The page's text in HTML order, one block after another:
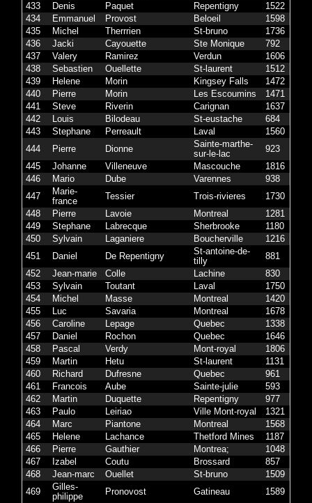
433
Denis Paquet Repentigny 1522
434
Emmanuel Provost Beloeil 1598
435
Michel Therrrien St-bruno 1736
436
Jacki Cayouette Ste Monique 792
437
Valery Ramirez Verdun 1606
438
Sebastien Ouellette St-laurent 1512
439
Helene Morin Kingsey Falls 1472
440
Pierre Morin Les Escoumins 1471
441
Steve Riverin Carignan 1637
442
Louis Bilodeau St-eustache 684
443
Stephane Perreault Laval 1560
444
Pierre Dionne
Sainte-marthe-
sur-le-lac
923
445
Johanne Villeneuve Mascouche 1816
446
Mario Dube Varennes 938
447
Marie-
france
Tessier Trois-rivieres 1730
448
Pierre Lavoie Montreal 1281
449
Stephane Labrecque Sherbrooke 1180
450
Sylvain Laganiere Boucherville 1216
451
Daniel De Repentigny
St-antoine-de-
tilly
881
452
Jean-marie Colle Lachine 830
453
Sylvain Toutant Laval 1750
454
Michel Masse Montreal 1420
455
Luc Savaria Montreal 1678
456
Caroline Lepage Quebec 1338
457
Daniel Rochon Quebec 1646
458
Pascal Verdy Mont-royal 1806
459
Martin Hetu St-laurent 1131
460
Richard Dufresne Quebec 961
461
Francois Aube Sainte-julie 593
462
Martin Duquette Repentigny 977
463
Paulo Leiriao Ville Mont-royal 1321
464
Marc Piantone Montreal 1568
465
Helene Lachance Thetford Mines 1187
466
Pierre Gauthier Montrea; 1048
467
Izabel Coutu Brossard 857
468
Jean-marc Ouellet St-bruno 1509
469
Gilles-
philippe
Pronovost Gatineau 1589